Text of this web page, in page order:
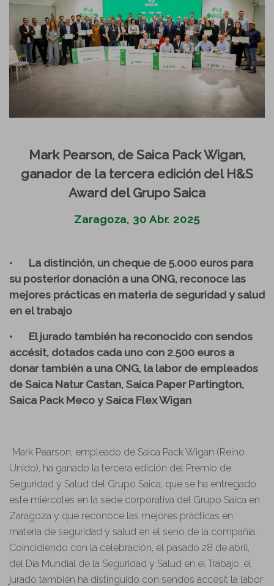
Mark Pearson, de Saica Pack Wigan,
ganador de la tercera edición del H&S
Award del Grupo Saica
Zaragoza, 30 Abr. 2025
•
La distinción, un cheque de 5.000 euros para
su posterior donación a una ONG, reconoce las
mejores prácticas en materia de seguridad y salud
en el trabajo
•
El jurado también ha reconocido con sendos
accésit, dotados cada uno con 2.500 euros a
donar también a una ONG, la labor de empleados
de Saica Natur Castan, Saica Paper Partington,
Saica Pack Meco y Saica Flex Wigan
Mark Pearson, empleado de Saica Pack Wigan (Reino
Unido), ha ganado la tercera edición del Premio de
Seguridad y Salud del Grupo Saica, que se ha entregado
este miércoles en la sede corporativa del Grupo Saica en
Zaragoza y que reconoce las mejores prácticas en
materia de seguridad y salud en el seno de la compañía.
Coincidiendo con la celebración, el pasado 28 de abril,
del Día Mundial de la Seguridad y Salud en el Trabajo, el
jurado también ha distinguido con sendos accésit la labor